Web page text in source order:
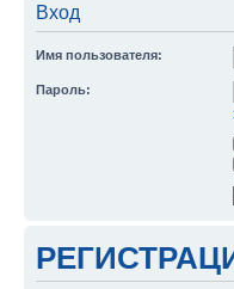
Вход
Имя пользователя:
Пароль: